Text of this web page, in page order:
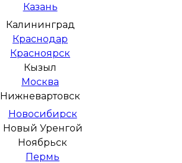
Казань
Калининград
Краснодар
Красноярск
Кызыл
Москва
Нижневартовск
Новосибирск
Новый Уренгой
Ноябрьск
Пермь